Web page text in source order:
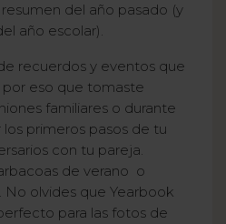
del año pasado (y
año escolar).
recuerdos y eventos que
por eso que tomaste
familiares o durante
los primeros pasos de tu
con tu pareja.
de verano o
No olvides que Yearbook
para las fotos de